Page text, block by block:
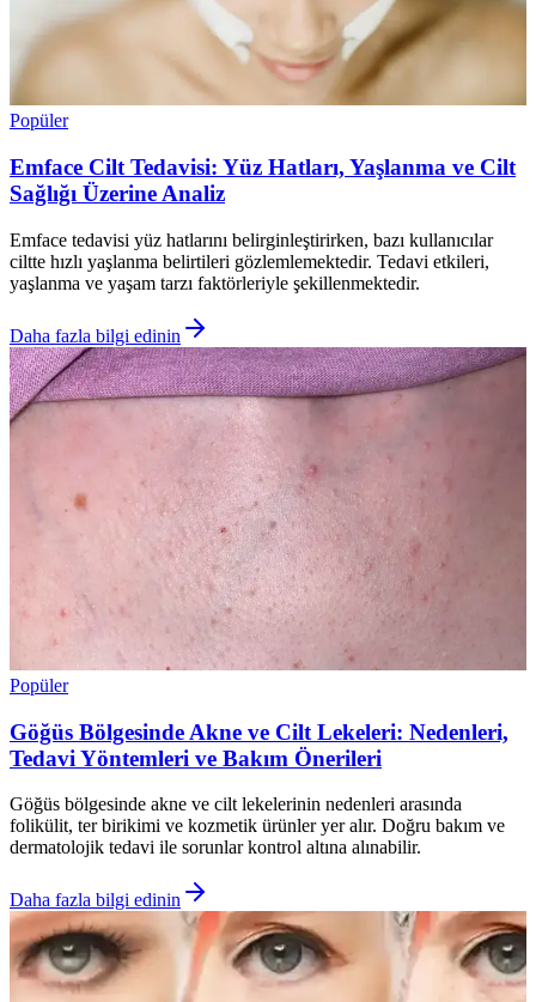
Popüler
Emface Cilt Tedavisi: Yüz Hatları, Yaşlanma ve Cilt
Sağlığı Üzerine Analiz
Emface tedavisi yüz hatlarını belirginleştirirken, bazı kullanıcılar
ciltte hızlı yaşlanma belirtileri gözlemlemektedir. Tedavi etkileri,
yaşlanma ve yaşam tarzı faktörleriyle şekillenmektedir.
Daha fazla bilgi edinin
Popüler
Göğüs Bölgesinde Akne ve Cilt Lekeleri: Nedenleri,
Tedavi Yöntemleri ve Bakım Önerileri
Göğüs bölgesinde akne ve cilt lekelerinin nedenleri arasında
folikülit, ter birikimi ve kozmetik ürünler yer alır. Doğru bakım ve
dermatolojik tedavi ile sorunlar kontrol altına alınabilir.
Daha fazla bilgi edinin